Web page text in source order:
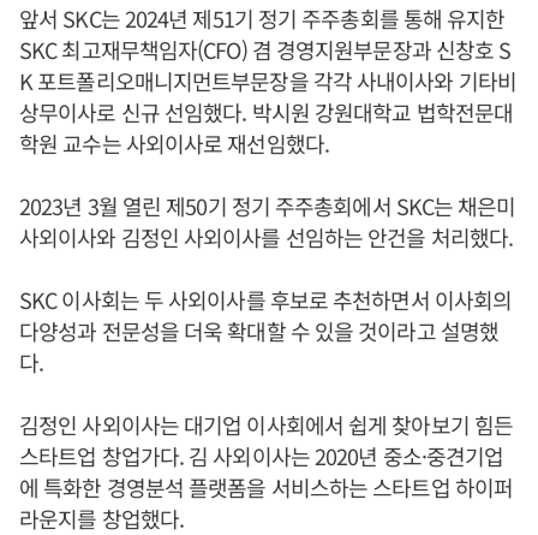
앞서 SKC는 2024년 제51기 정기 주주총회를 통해 유지한
SKC 최고재무책임자(CFO) 겸 경영지원부문장과 신창호 S
K 포트폴리오매니지먼트부문장을 각각 사내이사와 기타비
상무이사로 신규 선임했다. 박시원 강원대학교 법학전문대
학원 교수는 사외이사로 재선임했다.
2023년 3월 열린 제50기 정기 주주총회에서 SKC는 채은미
사외이사와 김정인 사외이사를 선임하는 안건을 처리했다.
SKC 이사회는 두 사외이사를 후보로 추천하면서 이사회의
다양성과 전문성을 더욱 확대할 수 있을 것이라고 설명했
다.
김정인 사외이사는 대기업 이사회에서 쉽게 찾아보기 힘든
스타트업 창업가다. 김 사외이사는 2020년 중소·중견기업
에 특화한 경영분석 플랫폼을 서비스하는 스타트업 하이퍼
라운지를 창업했다.